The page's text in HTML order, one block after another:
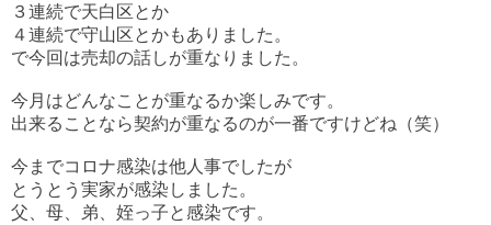
３連続で天白区とか
４連続で守山区とかもありました。
で今回は売却の話しが重なりました。
今月はどんなことが重なるか楽しみです。
出来ることなら契約が重なるのが一番ですけどね（笑）
今までコロナ感染は他人事でしたが
とうとう実家が感染しました。
父、母、弟、姪っ子と感染です。